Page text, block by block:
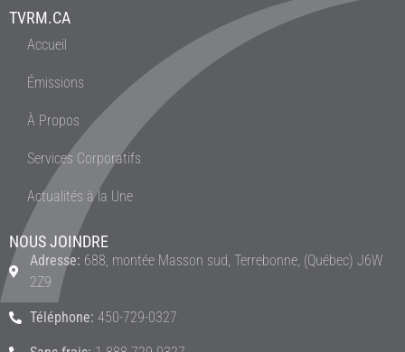
TVRM.CA
Accueil
Émissions
À Propos
Services Corporatifs
Actualités à la Une
NOUS JOINDRE
Adresse: 688, montée Masson sud, Terrebonne, (Québec) J6W
2Z9
Téléphone: 450-729-0327